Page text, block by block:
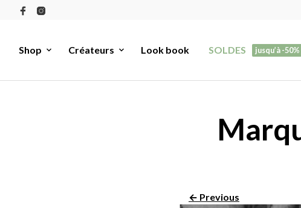
Shop Créateurs Look book SOLDES jusqu’à -50%
← Previous